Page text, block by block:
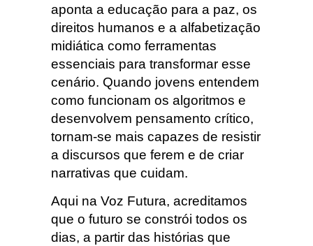
aponta a educação para a paz, os
direitos humanos e a alfabetização
midiática como ferramentas
essenciais para transformar esse
cenário. Quando jovens entendem
como funcionam os algoritmos e
desenvolvem pensamento crítico,
tornam-se mais capazes de resistir
a discursos que ferem e de criar
narrativas que cuidam.
Aqui na Voz Futura, acreditamos
que o futuro se constrói todos os
dias, a partir das histórias que